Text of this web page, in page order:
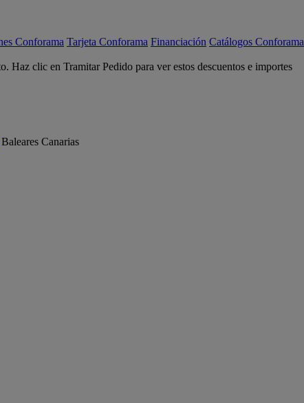
Conforama Tarjeta Conforama Financiación Catálogos Conforama
Haz clic en Tramitar Pedido para ver estos descuentos e importes
Baleares Canarias